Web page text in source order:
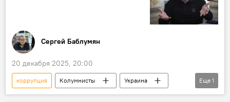
Сергей Баблумян
20 декабря 2025, 20:00
коррупция Колумнисты
Украина
взятка
Еще 1